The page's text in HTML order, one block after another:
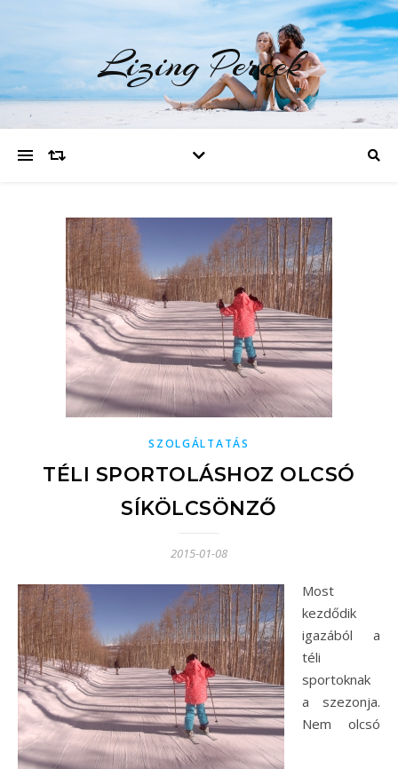
Lizing Percek
SZOLGÁLTATÁS
TÉLI SPORTOLÁSHOZ OLCSÓ
SÍKÖLCSÖNZŐ
2015-01-08
Most
kezdődik
igazából a
téli
sportoknak
a szezonja.
Nem olcsó